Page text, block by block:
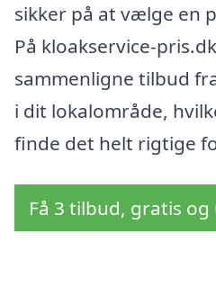
sikker på at vælge en
På kloakservice-
sammenligne tilbud
i dit lokalområde,
finde det helt rigtige
Få 3 tilbud, gratis